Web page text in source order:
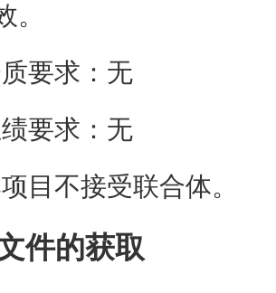
。
要求：无
要求：无
目不接受联合体。
件的获取